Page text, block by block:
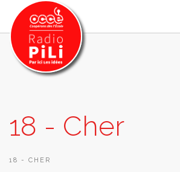
GRILLE DES PROGRAMMES
EMISSIONS / PODCASTS
18 - Cher
18 - CHER